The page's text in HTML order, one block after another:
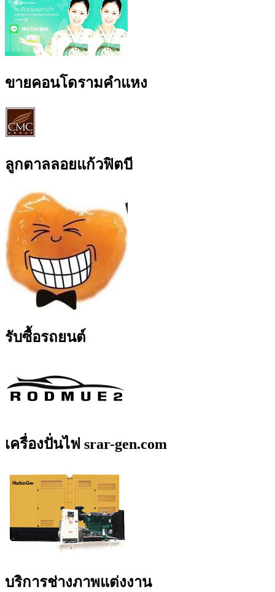
ขายคอนโดรามคำแหง
ลูกตาลลอยแก้วฟิตบี
รับซื้อรถยนต์
เครื่องปั่นไฟ srar-gen.com
บริการช่างภาพแต่งงาน